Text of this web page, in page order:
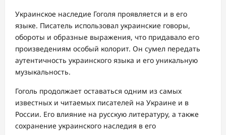
Украинское наследие Гоголя проявляется и в его
языке. Писатель использовал украинские говоры,
обороты и образные выражения, что придавало его
произведениям особый колорит. Он сумел передать
аутентичность украинского языка и его уникальную
музыкальность.
Гоголь продолжает оставаться одним из самых
известных и читаемых писателей на Украине и в
России. Его влияние на русскую литературу, а также
сохранение украинского наследия в его